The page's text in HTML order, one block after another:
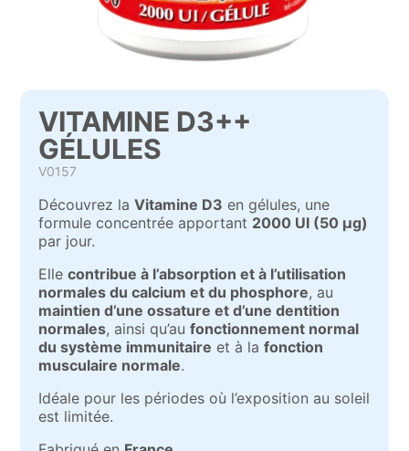
VITAMINE D3++
GÉLULES
V0157
Découvrez laVitamine D3 en gélules, une
formule concentrée apportant 2000 UI (50 µg)
par jour.
Ellecontribue à l’absorption et à l’utilisation
normales du calcium et du phosphore, au
maintien d’une ossature et d’une dentition
normales, ainsi qu’aufonctionnement normal
du système immunitaire et à lafonction
musculaire normale.
Idéale pour les périodes où l’exposition au soleil
est limitée.